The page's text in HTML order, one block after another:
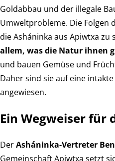
Goldabbau und der illegale
Umweltprobleme. Die Folgen
die Asháninka aus Apiwtxa zu
allem, was die Natur ihnen
und bauen Gemüse und
Daher sind sie auf eine
angewiesen.
Ein Wegweiser für
DerAsháninka-Vertreter
Gemeinschaft Apiwtxa setzt